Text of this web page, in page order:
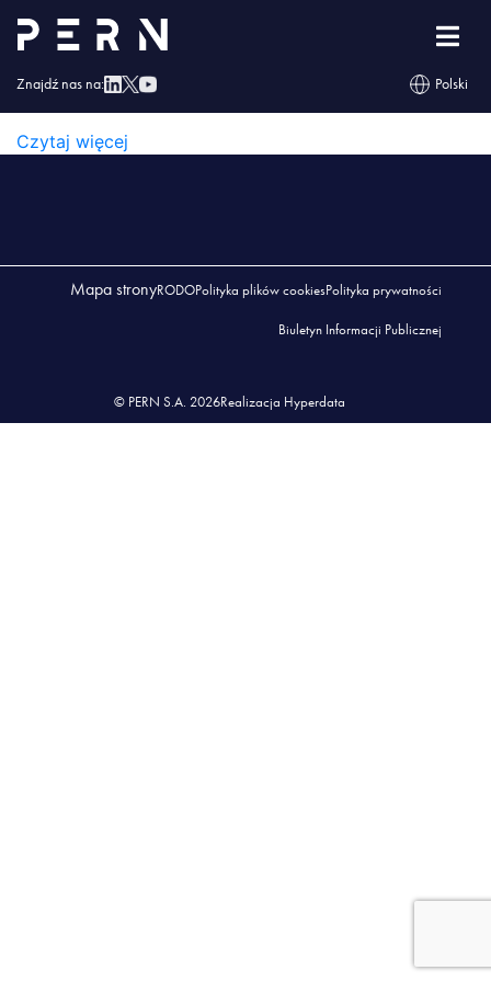
Znajdź nas na: Polski
dozowanie (1)
DOZOWANIE (1)
Czytaj więcej
Mapa stronyRODOPolityka plików cookiesPolityka prywatności
Biuletyn Informacji Publicznej
© PERN S.A. 2026Realizacja Hyperdata